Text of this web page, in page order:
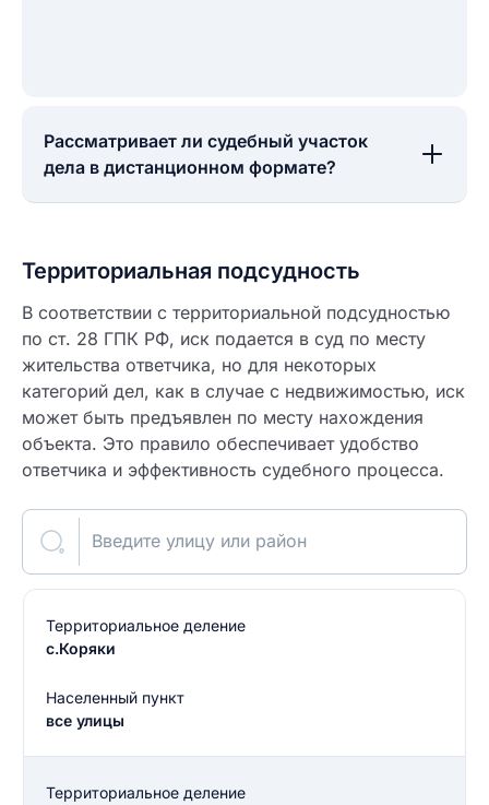
Рассматривает ли судебный участок
дела в дистанционном формате?
Территориальная подсудность
В соответствии с территориальной подсудностью
по ст. 28 ГПК РФ, иск подается в суд по месту
жительства ответчика, но для некоторых
категорий дел, как в случае с недвижимостью, иск
может быть предъявлен по месту нахождения
объекта. Это правило обеспечивает удобство
ответчика и эффективность судебного процесса.
Введите улицу или район
Территориальное деление
c.Коряки
Населенный пункт
все улицы
Территориальное деление